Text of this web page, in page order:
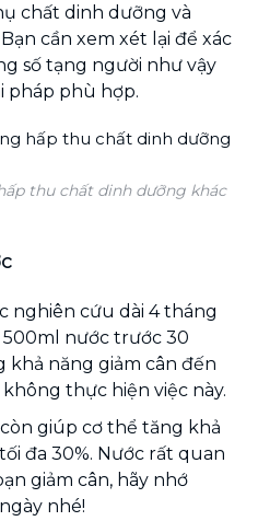
chất dinh dưỡng và
cần xem xét lại để xác
số tạng người như vậy
pháp phù hợp.
thu chất dinh dưỡng khác
nghiên cứu dài 4 tháng
nước trước 30
năng giảm cân đến
thực hiện việc này.
giúp cơ thể tăng khả
đa 30%. Nước rất quan
giảm cân, hãy nhớ
nhé!